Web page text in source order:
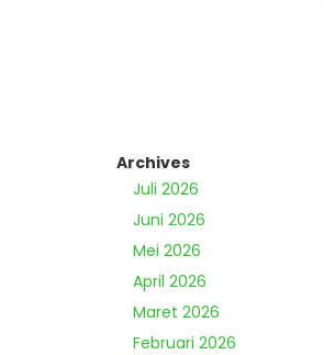
Archives
Juli 2026
Juni 2026
Mei 2026
April 2026
Maret 2026
Februari 2026